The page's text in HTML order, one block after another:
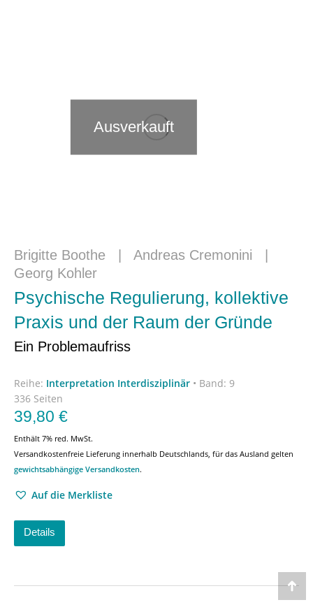
Ausverkauft
Brigitte Boothe Andreas Cremonini
Georg Kohler
Psychische Regulierung, kollektive
Praxis und der Raum der Gründe
Ein Problemaufriss
Reihe: Interpretation Interdisziplinär • Band: 9
336 Seiten
39,80 €
Enthält 7% red. MwSt.
Versandkostenfreie Lieferung innerhalb Deutschlands, für das Ausland gelten
gewichtsabhängige Versandkosten.
Auf die Merkliste
Details
Go